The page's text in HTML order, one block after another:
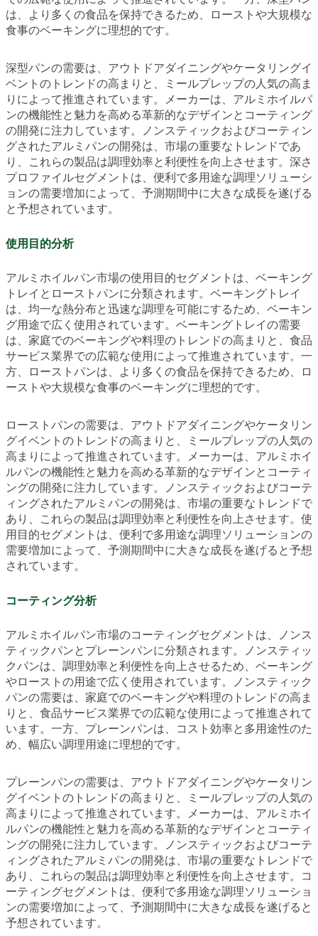
は、より多くの食品を保持できるため、ローストや大規模な
食事のベーキングに理想的です。
深型パンの需要は、アウトドアダイニングやケータリングイ
ベントのトレンドの高まりと、ミールプレップの人気の高ま
りによって推進されています。メーカーは、アルミホイルパ
ンの機能性と魅力を高める革新的なデザインとコーティング
の開発に注力しています。ノンスティックおよびコーティン
グされたアルミパンの開発は、市場の重要なトレンドであ
り、これらの製品は調理効率と利便性を向上させます。深さ
プロファイルセグメントは、便利で多用途な調理ソリューシ
ョンの需要増加によって、予測期間中に大きな成長を遂げる
と予想されています。
使用目的分析
アルミホイルパン市場の使用目的セグメントは、ベーキング
トレイとローストパンに分類されます。ベーキングトレイ
は、均一な熱分布と迅速な調理を可能にするため、ベーキン
グ用途で広く使用されています。ベーキングトレイの需要
は、家庭でのベーキングや料理のトレンドの高まりと、食品
サービス業界での広範な使用によって推進されています。一
方、ローストパンは、より多くの食品を保持できるため、ロ
ーストや大規模な食事のベーキングに理想的です。
ローストパンの需要は、アウトドアダイニングやケータリン
グイベントのトレンドの高まりと、ミールプレップの人気の
高まりによって推進されています。メーカーは、アルミホイ
ルパンの機能性と魅力を高める革新的なデザインとコーティ
ングの開発に注力しています。ノンスティックおよびコーテ
ィングされたアルミパンの開発は、市場の重要なトレンドで
あり、これらの製品は調理効率と利便性を向上させます。使
用目的セグメントは、便利で多用途な調理ソリューションの
需要増加によって、予測期間中に大きな成長を遂げると予想
されています。
コーティング分析
アルミホイルパン市場のコーティングセグメントは、ノンス
ティックパンとプレーンパンに分類されます。ノンスティッ
クパンは、調理効率と利便性を向上させるため、ベーキング
やローストの用途で広く使用されています。ノンスティック
パンの需要は、家庭でのベーキングや料理のトレンドの高ま
りと、食品サービス業界での広範な使用によって推進されて
います。一方、プレーンパンは、コスト効率と多用途性のた
め、幅広い調理用途に理想的です。
プレーンパンの需要は、アウトドアダイニングやケータリン
グイベントのトレンドの高まりと、ミールプレップの人気の
高まりによって推進されています。メーカーは、アルミホイ
ルパンの機能性と魅力を高める革新的なデザインとコーティ
ングの開発に注力しています。ノンスティックおよびコーテ
ィングされたアルミパンの開発は、市場の重要なトレンドで
あり、これらの製品は調理効率と利便性を向上させます。コ
ーティングセグメントは、便利で多用途な調理ソリューショ
ンの需要増加によって、予測期間中に大きな成長を遂げると
予想されています。